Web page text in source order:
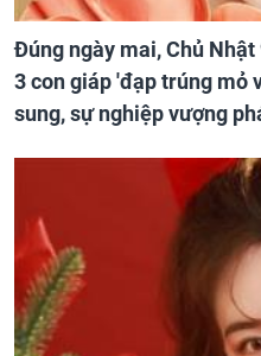
Đúng ngày mai, Chủ
3 con giáp 'đạp trúng mỏ
sung, sự nghiệp vượng